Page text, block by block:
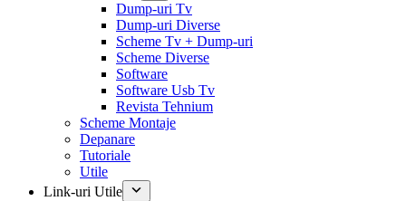
Dump-uri Tv
Dump-uri Diverse
Scheme Tv + Dump-uri
Scheme Diverse
Software
Software Usb Tv
Revista Tehnium
Scheme Montaje
Depanare
Tutoriale
Utile
Link-uri Utile